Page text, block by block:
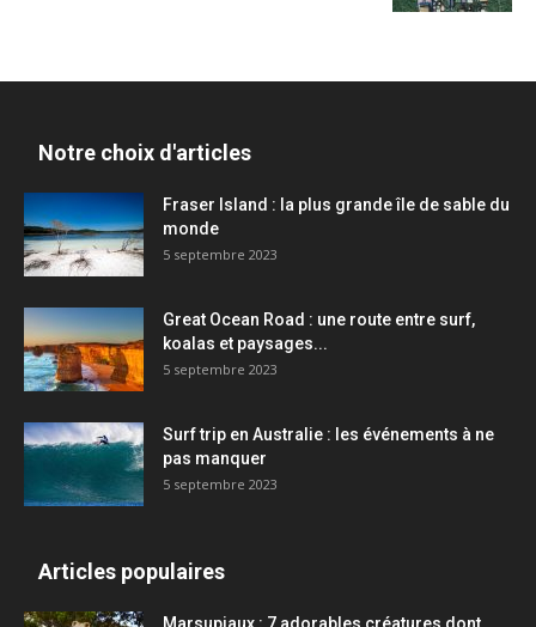
Notre choix d'articles
Fraser Island : la plus grande île de sable du
monde
5 septembre 2023
Great Ocean Road : une route entre surf,
koalas et paysages...
5 septembre 2023
Surf trip en Australie : les événements à ne
pas manquer
5 septembre 2023
Articles populaires